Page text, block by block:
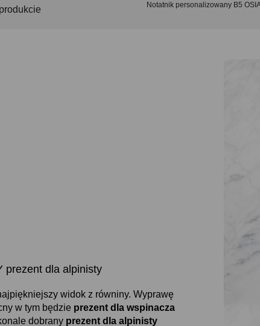
Notatnik personalizowany B5
prezent dla alpinisty
widok z równiny. Wyprawę
w tym będzie prezent dla wspinacza
dobrany prezent dla alpinisty